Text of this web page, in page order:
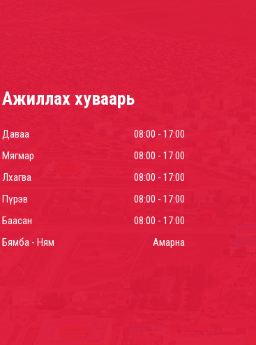
Ажиллах хуваарь
Даваа
08:00 - 17:00
Мягмар
08:00 - 17:00
Лхагва
08:00 - 17:00
Пүрэв
08:00 - 17:00
Баасан
08:00 - 17:00
Бямба - Ням
Амарна